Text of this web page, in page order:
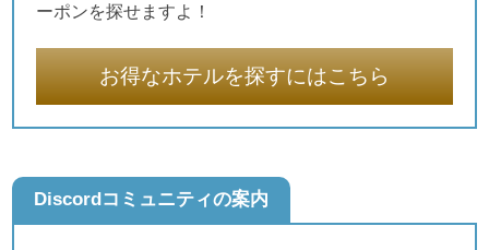
ーポンを探せますよ！
お得なホテルを探すにはこちら
Discordコミュニティの案内